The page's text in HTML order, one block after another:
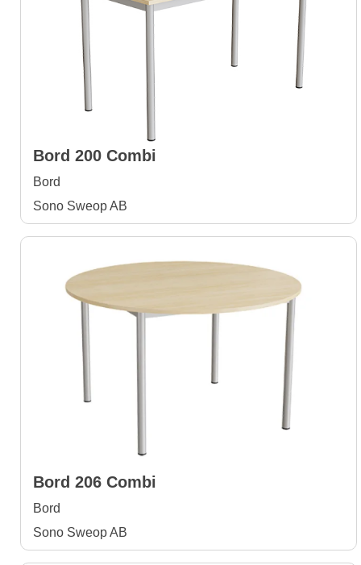
Bord 200 Combi
Bord
Sono Sweop AB
Bord 206 Combi
Bord
Sono Sweop AB